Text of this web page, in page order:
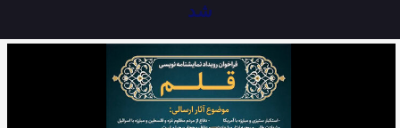
شد